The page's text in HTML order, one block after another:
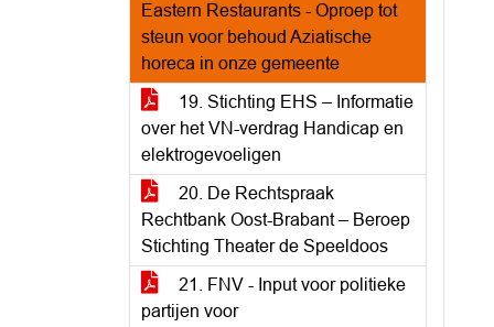
Eastern Restaurants - Oproep tot
steun voor behoud Aziatische
horeca in onze gemeente
19. Stichting EHS – Informatie
over het VN-verdrag Handicap en
elektrogevoeligen
20. De Rechtspraak
Rechtbank Oost-Brabant – Beroep
Stichting Theater de Speeldoos
21. FNV - Input voor politieke
partijen voor